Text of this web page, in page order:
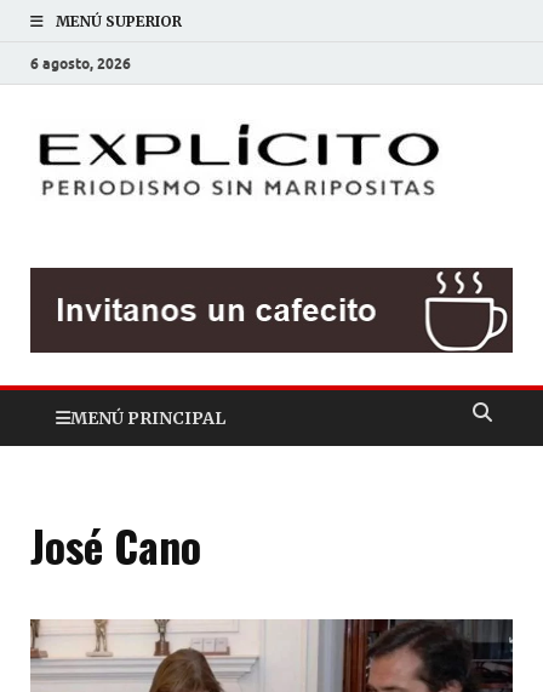
MENÚ SUPERIOR
6 agosto, 2026
MENÚ PRINCIPAL
José Cano